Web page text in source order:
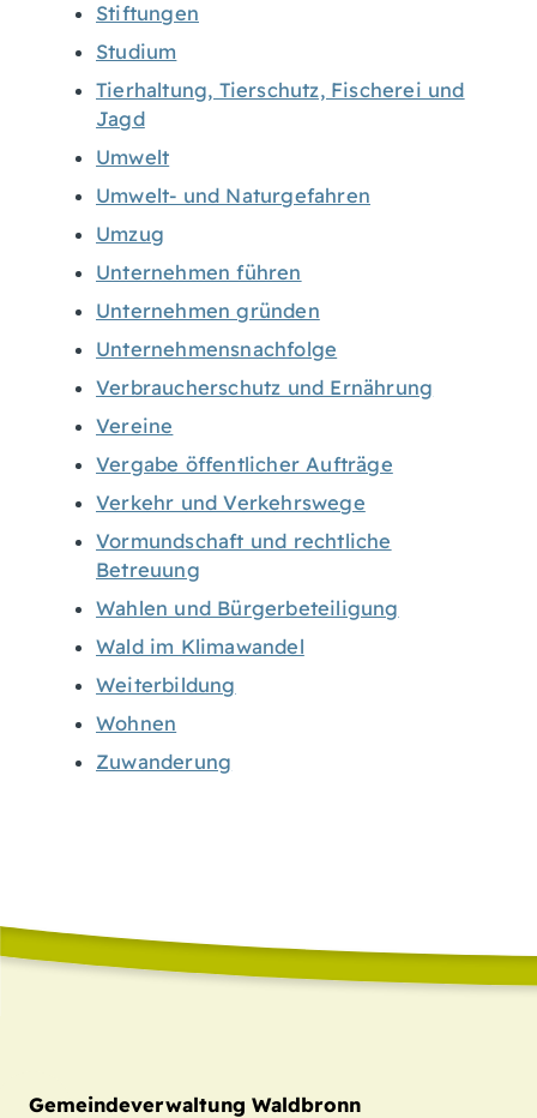
Stiftungen
Studium
Tierhaltung, Tierschutz, Fischerei und
Jagd
Umwelt
Umwelt- und Naturgefahren
Umzug
Unternehmen führen
Unternehmen gründen
Unternehmensnachfolge
Verbraucherschutz und Ernährung
Vereine
Vergabe öffentlicher Aufträge
Verkehr und Verkehrswege
Vormundschaft und rechtliche
Betreuung
Wahlen und Bürgerbeteiligung
Wald im Klimawandel
Weiterbildung
Wohnen
Zuwanderung
Gemeindeverwaltung Waldbronn